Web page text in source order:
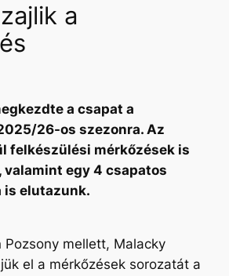
a
a csapat a
26-os szezonra. Az
felkészülési mérkőzések is
valamint egy 4 csapatos
is elutazunk.
Pozsony mellett, Malacky
el a mérkőzések sorozatát a